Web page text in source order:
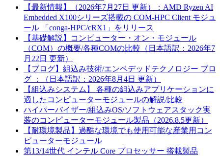
【最新情報】（2026年7月27日 更新）：AMD Ryzen AI
Embedded X100シリーズ搭載の COM-HPC Client モジュ
ール 「conga-HPC/cRX1」をリリース
【基礎解説】コンピューター・オン・モジュール
（COM）の概要/各種COMの比較（日本語訳：2026年7
月22日 更新）
【ブログ】組込み技術/エンベデッドテクノロジー ブロ
グ ：（日本語訳：2026年8月4日 更新）
【組込みシステム】 各種の組込みアプリケーションに
適したコンピューターモジュールの解説/比較
ハイパーバイザー/組込みOS/ソフトウェアスタック実
装のコンピューターモジュール製品（2026.8.5更新）
【耐環境製品】過酷な環境でも使用可能な産業用コン
ピューターモジュール
第13/14世代 インテル Core プロセッサー 搭載製品